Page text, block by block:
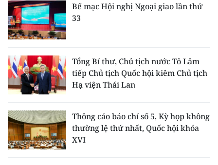
Bế mạc Hội nghị Ngoại giao lần thứ
33
Tổng Bí thư, Chủ tịch nước Tô Lâm
tiếp Chủ tịch Quốc hội kiêm Chủ tịch
Hạ viện Thái Lan
Thông cáo báo chí số 5, Kỳ họp không
thường lệ thứ nhất, Quốc hội khóa
XVI